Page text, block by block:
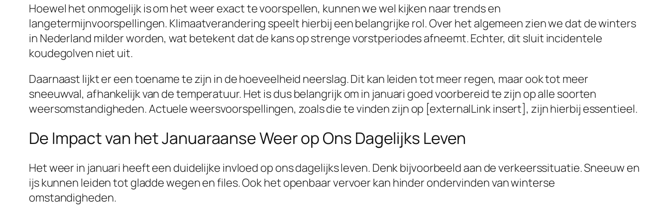
Hoewel het onmogelijk is om het weer exact te voorspellen, kunnen we wel kijken naar trends en
langetermijnvoorspellingen. Klimaatverandering speelt hierbij een belangrijke rol. Over het algemeen zien we dat de winters
in Nederland milder worden, wat betekent dat de kans op strenge vorstperiodes afneemt. Echter, dit sluit incidentele
koudegolven niet uit.
Daarnaast lijkt er een toename te zijn in de hoeveelheid neerslag. Dit kan leiden tot meer regen, maar ook tot meer
sneeuwval, afhankelijk van de temperatuur. Het is dus belangrijk om in januari goed voorbereid te zijn op alle soorten
weersomstandigheden. Actuele weersvoorspellingen, zoals die te vinden zijn op [externalLink insert], zijn hierbij essentieel.
De Impact van het Januaraanse Weer op Ons Dagelijks Leven
Het weer in januari heeft een duidelijke invloed op ons dagelijks leven. Denk bijvoorbeeld aan de verkeerssituatie. Sneeuw en
ijs kunnen leiden tot gladde wegen en files. Ook het openbaar vervoer kan hinder ondervinden van winterse
omstandigheden.